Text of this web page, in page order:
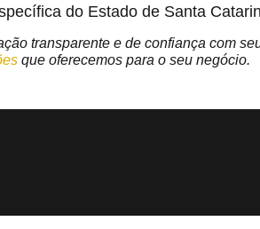
do Estado de Santa
transparente e de confiança com
que oferecemos para o seu negócio.